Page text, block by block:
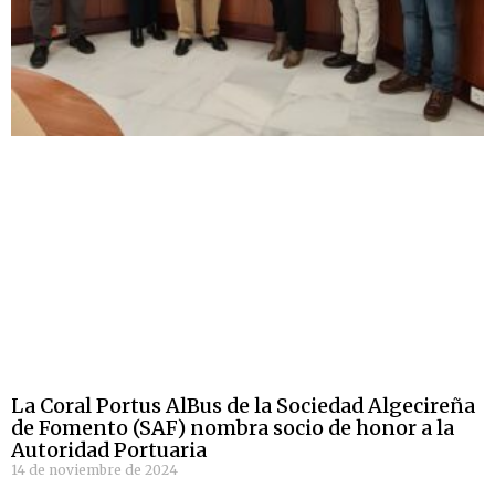
La Coral Portus AlBus de la Sociedad Algecireña
de Fomento (SAF) nombra socio de honor a la
Autoridad Portuaria
14 de noviembre de 2024